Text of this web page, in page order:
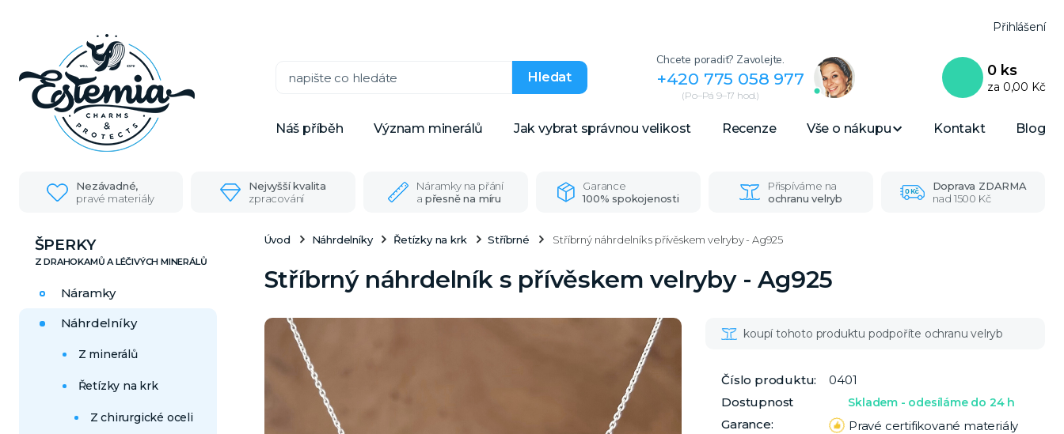
Náš příběh Význam minerálů Jak vybrat správnou velikost Recenze Vše o nákupu Kontakt Blog
Přihlášení
Hledat
Chcete poradit? Zavolejte.
+420 775 058 977
(Po–Pá 9–17 hod.)
0 ks
za 0,00 Kč
Nezávadné,
pravé materiály
Nejvyšší kvalita
zpracování
Náramky na přání
a přesně na míru
Garance
100% spokojenosti
Přispíváme na
ochranu velryb
Doprava ZDARMA
nad 1500 Kč
ŠPERKY
Náramky
Náhrdelníky
Z minerálů
Řetízky na krk
Z chirurgické oceli
Úvod Náhrdelníky Řetízky na krk Stříbrné Stříbrný náhrdelník s přívěskem velryby - Ag925
Stříbrný náhrdelník s přívěskem velryby - Ag925
Číslo produktu:
0401
Dostupnost
Skladem - odesíláme do 24 h
Garance: Pravé certifikované materiály